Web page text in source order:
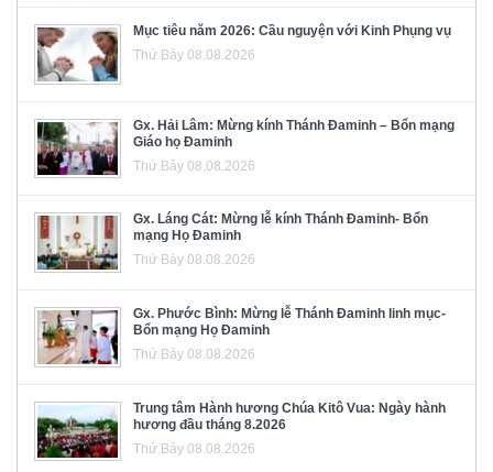
Mục tiêu năm 2026: Cầu nguyện với Kinh Phụng vụ
Thứ Bảy 08.08.2026
Gx. Hải Lâm: Mừng kính Thánh Đaminh – Bổn mạng
Giáo họ Đaminh
Thứ Bảy 08.08.2026
Gx. Láng Cát: Mừng lễ kính Thánh Đaminh- Bổn
mạng Họ Đaminh
Thứ Bảy 08.08.2026
Gx. Phước Bình: Mừng lễ Thánh Đaminh linh mục-
Bổn mạng Họ Đaminh
Thứ Bảy 08.08.2026
Trung tâm Hành hương Chúa Kitô Vua: Ngày hành
hương đầu tháng 8.2026
Thứ Bảy 08.08.2026